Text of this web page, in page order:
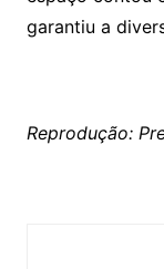
garantiu a
Reprodução: